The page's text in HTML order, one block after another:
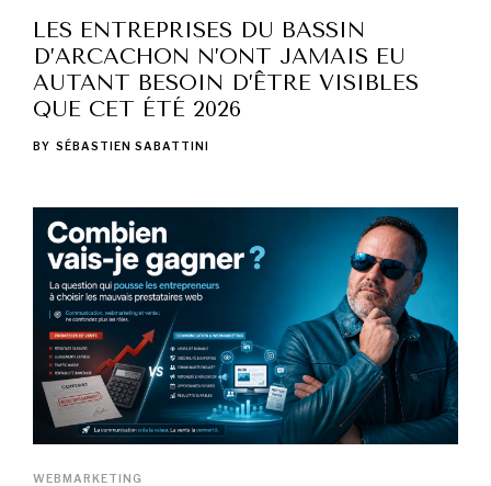
LES ENTREPRISES DU BASSIN
D’ARCACHON N’ONT JAMAIS EU
AUTANT BESOIN D’ÊTRE VISIBLES
QUE CET ÉTÉ 2026
BY SÉBASTIEN SABATTINI
WEBMARKETING